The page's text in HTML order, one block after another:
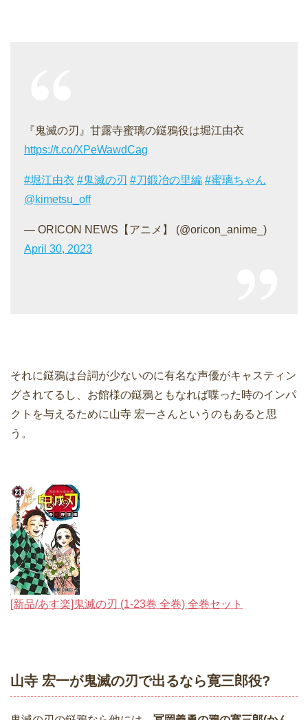
『鬼滅の刃』甘露寺蜜璃の鎹鴉役は堀江由衣
https://t.co/XPeWawdCag
#堀江由衣 #鬼滅の刃 #刀鍛冶の里編 #蜜璃ちゃん
@kimetsu_off
— ORICON NEWS【アニメ】 (@oricon_anime_)
April 30, 2023
それに鎹鴉は台詞が少ないのに有名な声優がキャスティン
グされてるし、お館様の鎹鴉ともなれば喋った時のインパ
クトを与えるために山寺 宏一さんというのもあると思
う。
[新品/あす楽]鬼滅の刃 (1-23巻 全巻) 全巻セット
山寺 宏一が鬼滅の刃で出るなら寛三郎役?